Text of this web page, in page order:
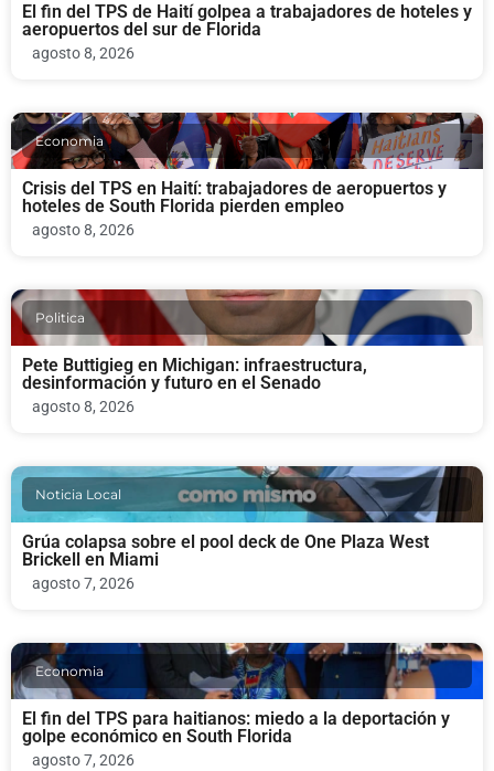
El fin del TPS de Haití golpea a trabajadores de hoteles y
aeropuertos del sur de Florida
agosto 8, 2026
Economia
Crisis del TPS en Haití: trabajadores de aeropuertos y
hoteles de South Florida pierden empleo
agosto 8, 2026
Politica
Pete Buttigieg en Michigan: infraestructura,
desinformación y futuro en el Senado
agosto 8, 2026
Noticia Local
Grúa colapsa sobre el pool deck de One Plaza West
Brickell en Miami
agosto 7, 2026
Economia
El fin del TPS para haitianos: miedo a la deportación y
golpe económico en South Florida
agosto 7, 2026